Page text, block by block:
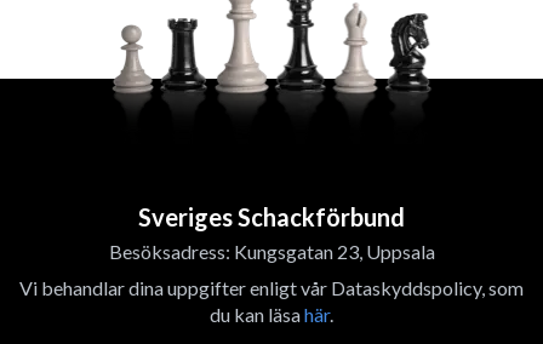
Sveriges Schackförbund
Besöksadress: Kungsgatan 23, Uppsala
Vi behandlar dina uppgifter enligt vår Dataskyddspolicy, som
du kan läsahär.